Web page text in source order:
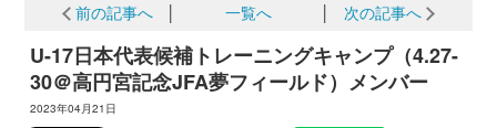
前の記事へ 一覧へ 次の記事へ
U-17日本代表候補トレーニングキャンプ（4.27-
30＠高円宮記念JFA夢フィールド）メンバー
2023年04月21日